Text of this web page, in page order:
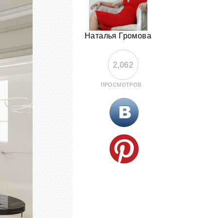
Наталья Громова
2,062
ПРОСМОТРОВ